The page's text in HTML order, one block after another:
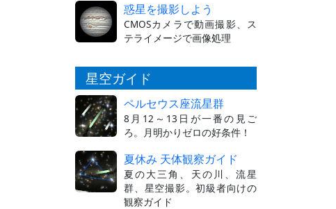
惑星を撮影しよう
CMOSカメラで動画撮影、ス
テライメージで画像処理
星空ガイド
ペルセウス座流星群
8月12～13日が一番の見ご
ろ。月明かりゼロの好条件！
夏休み 天体観察ガイド
夏の大三角、天の川、流星
群、星空撮影。初級者向けの
観察ガイド